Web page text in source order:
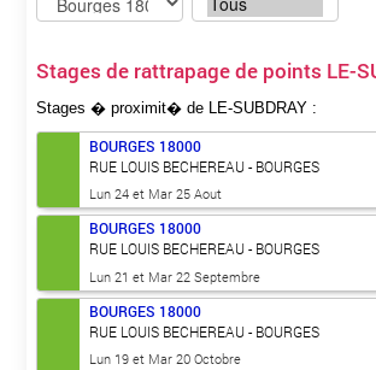
Stages de rattrapage de points LE-
Stages � proximit� de LE-SUBDRAY :
BOURGES 18000
RUE LOUIS BECHEREAU - BOURGES
Lun 24 et Mar 25 Aout
BOURGES 18000
RUE LOUIS BECHEREAU - BOURGES
Lun 21 et Mar 22 Septembre
BOURGES 18000
RUE LOUIS BECHEREAU - BOURGES
Lun 19 et Mar 20 Octobre